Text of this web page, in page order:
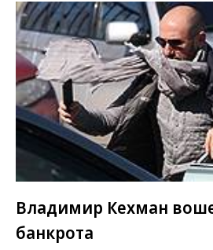
Владимир Кехман
банкрота